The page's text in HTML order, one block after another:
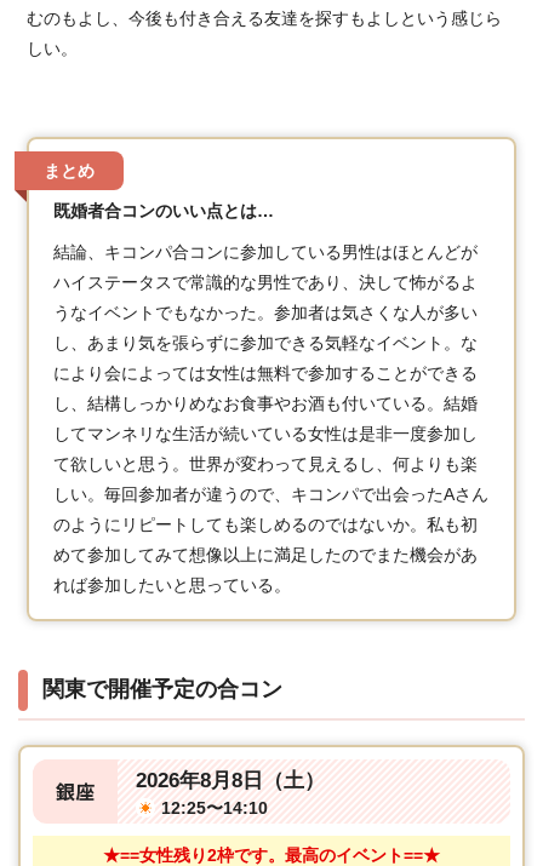
むのもよし、今後も付き合える友達を探すもよしという感じら
しい。
まとめ
既婚者合コンのいい点とは…
結論、キコンパ合コンに参加している男性はほとんどが
ハイステータスで常識的な男性であり、決して怖がるよ
うなイベントでもなかった。参加者は気さくな人が多い
し、あまり気を張らずに参加できる気軽なイベント。な
により会によっては女性は無料で参加することができる
し、結構しっかりめなお食事やお酒も付いている。結婚
してマンネリな生活が続いている女性は是非一度参加し
て欲しいと思う。世界が変わって見えるし、何よりも楽
しい。毎回参加者が違うので、キコンパで出会ったAさん
のようにリピートしても楽しめるのではないか。私も初
めて参加してみて想像以上に満足したのでまた機会があ
れば参加したいと思っている。
関東で開催予定の合コン
銀座 2026年8月8日（土）
12:25〜14:10
★==女性残り2枠です。最高のイベント==★